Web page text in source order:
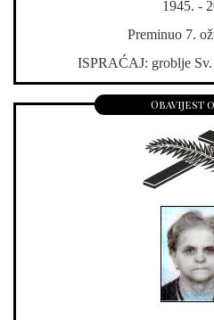
1945. -
Preminuo 7.
ISPRAĆAJ: groblje
Obavijest